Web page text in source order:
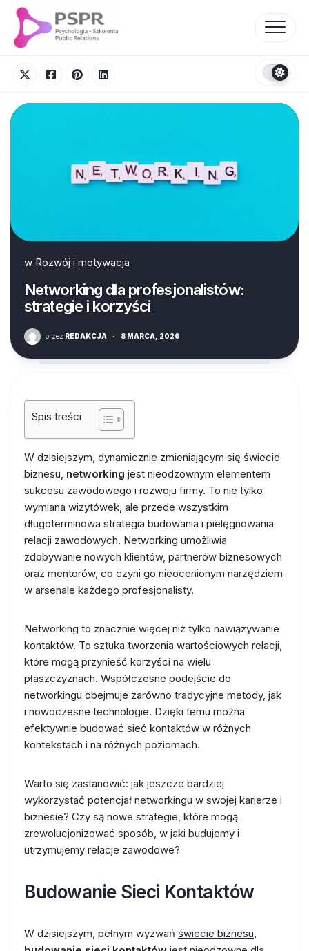
Skip
content
w Rozwój i motywacja
Networking dla profesjonalistów:
strategie i korzyści
przez REDAKCJA · 8 MARCA, 2026
Spis treści
W dzisiejszym, dynamicznie zmieniającym się świecie
biznesu, networking jest nieodzownym elementem
sukcesu zawodowego i rozwoju firmy. To nie tylko
wymiana wizytówek, ale przede wszystkim
długoterminowa strategia budowania i pielęgnowania
relacji zawodowych. Networking umożliwia
zdobywanie nowych klientów, partnerów biznesowych
oraz mentorów, co czyni go nieocenionym narzędziem
w arsenale każdego profesjonalisty.
Networking to znacznie więcej niż tylko nawiązywanie
kontaktów. To sztuka tworzenia wartościowych relacji,
które mogą przynieść korzyści na wielu
płaszczyznach. Współczesne podejście do
networkingu obejmuje zarówno tradycyjne metody, jak
i nowoczesne technologie. Dzięki temu można
efektywnie budować sieć kontaktów w różnych
kontekstach i na różnych poziomach.
Warto się zastanowić: jak jeszcze bardziej
wykorzystać potencjał networkingu w swojej karierze i
biznesie? Czy są nowe strategie, które mogą
zrewolucjonizować sposób, w jaki budujemy i
utrzymujemy relacje zawodowe?
Budowanie Sieci Kontaktów
W dzisiejszym, pełnym wyzwań świecie biznesu,